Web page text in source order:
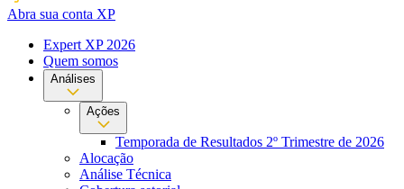
Abra sua conta XP
Expert XP 2026
Quem somos
Análises
Ações
Temporada de Resultados 2º Trimestre de 2026
Alocação
Análise Técnica